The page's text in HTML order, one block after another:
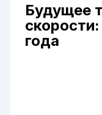
Будущее
года